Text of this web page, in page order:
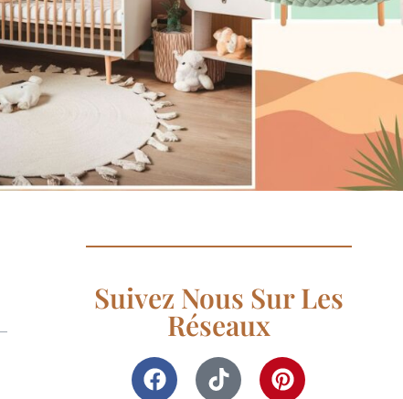
Suivez Nous Sur Les
Réseaux